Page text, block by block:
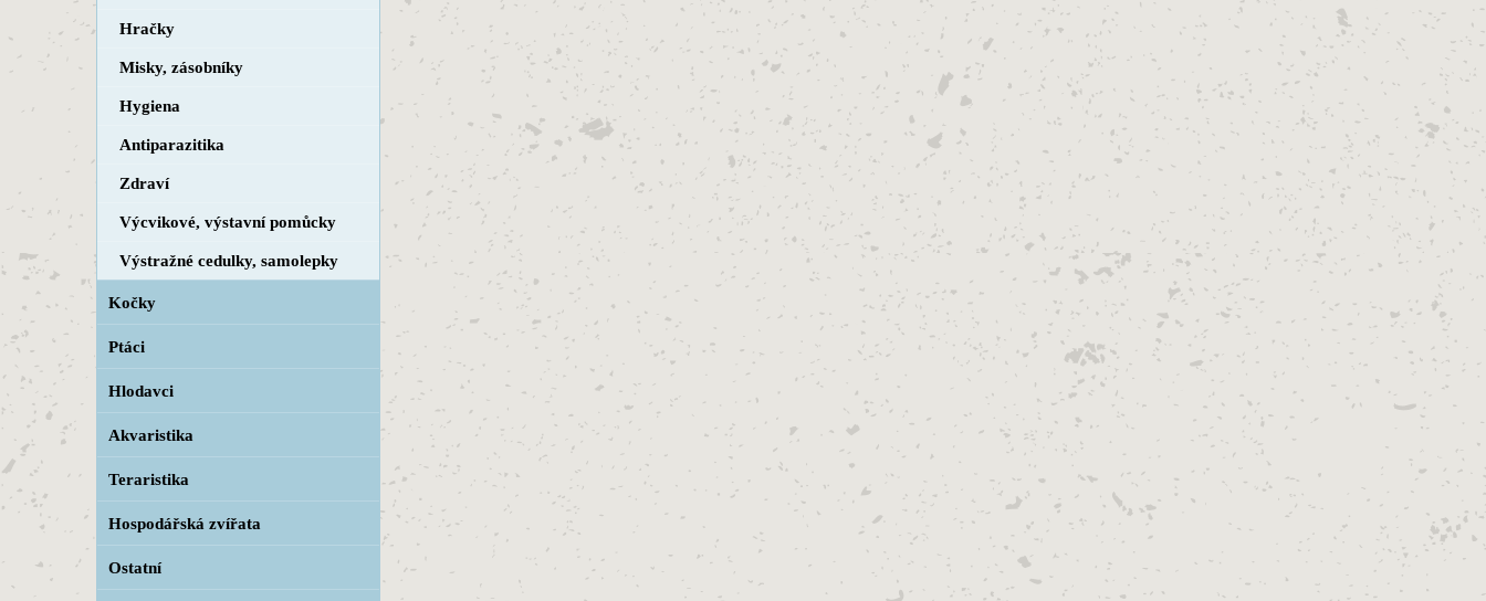
Hračky
Misky, zásobníky
Hygiena
Antiparazitika
Zdraví
Výcvikové, výstavní pomůcky
Výstražné cedulky, samolepky
Kočky
Ptáci
Hlodavci
Akvaristika
Teraristika
Hospodářská zvířata
Ostatní